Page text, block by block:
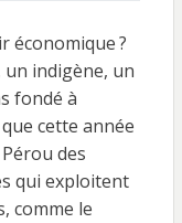
économique ?
un indigène, un
fondé à
cette année
des
qui exploitent
comme le